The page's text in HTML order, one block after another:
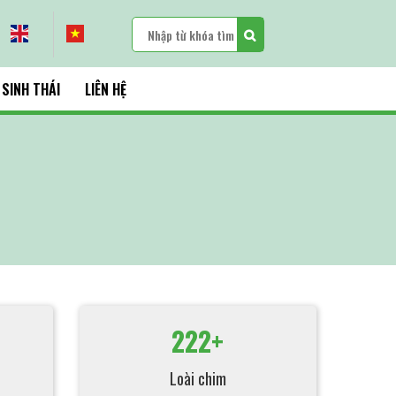
THÁI LIÊN HỆ
222+
Loài chim